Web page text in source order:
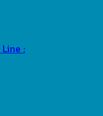
Line :